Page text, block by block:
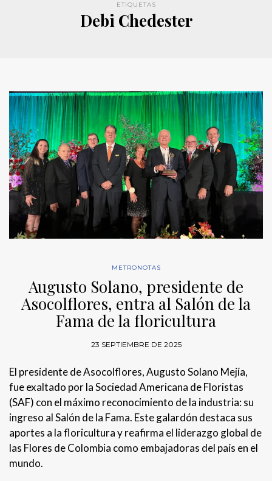
ETIQUETAS
Debi Chedester
METRONOTAS
Augusto Solano, presidente de
Asocolflores, entra al Salón de la
Fama de la floricultura
23 SEPTIEMBRE DE 2025
El presidente de Asocolflores, Augusto Solano Mejía,
fue exaltado por la Sociedad Americana de Floristas
(SAF) con el máximo reconocimiento de la industria: su
ingreso al Salón de la Fama. Este galardón destaca sus
aportes a la floricultura y reafirma el liderazgo global de
las Flores de Colombia como embajadoras del país en el
mundo.